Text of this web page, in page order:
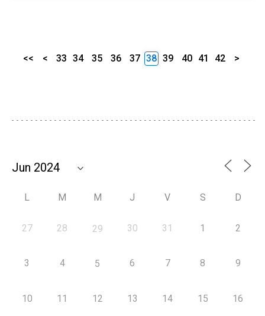
<< < 33 34 35 36 37 38 39 40 41 42 >
L M M J V S D
27 28 29 30 31 1 2
3 4 5 6 7 8 9
10 11 12 13 14 15 16